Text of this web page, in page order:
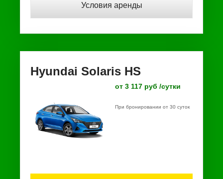
Условия аренды
Hyundai Solaris HS
от 3 117 руб /сутки
При бронировании от 30 суток